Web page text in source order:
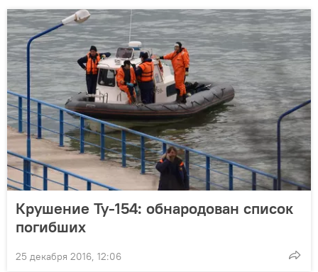
Крушение Ту-154: обнародован список
погибших
25 декабря 2016, 12:06